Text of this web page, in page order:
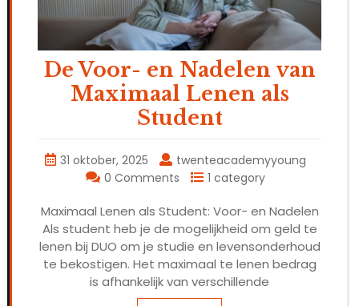
De Voor- en Nadelen van
Maximaal Lenen als
Student
31 oktober, 2025
twenteacademyyoung
0 Comments
1 category
Maximaal Lenen als Student: Voor- en Nadelen
Als student heb je de mogelijkheid om geld te
lenen bij DUO om je studie en levensonderhoud
te bekostigen. Het maximaal te lenen bedrag
is afhankelijk van verschillende